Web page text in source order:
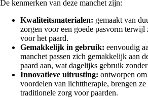
De kenmerken van deze manchet zijn:
Kwaliteitsmaterialen: gemaakt van
zorgen voor een goede pasvorm
voor het paard.
Gemakkelijk in gebruik: eenvoudig
manchet passen zich gemakkelijk aan
paard aan, wat dagelijks gebruik
Innovatieve uitrusting: ontworpen
voordelen van lichttherapie, brengen
traditionele zorg voor paarden.